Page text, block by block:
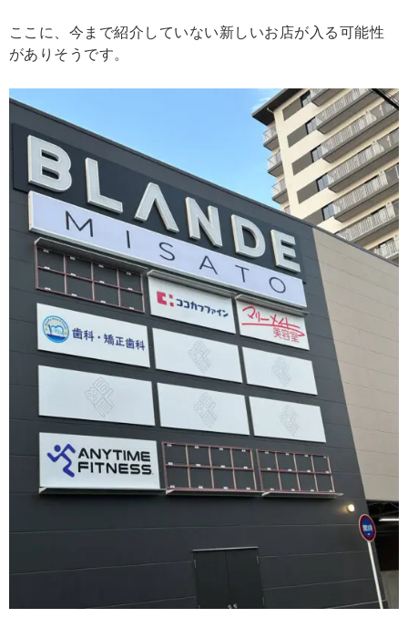
ここに、今まで紹介していない新しいお店が入る可能性
がありそうです。